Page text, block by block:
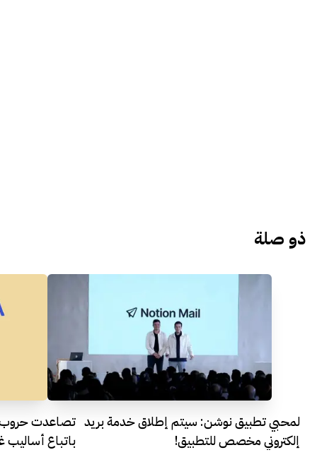
ذو صلة
لمحبي تطبيق نوشن: سيتم إطلاق خدمة بريد
إلكتروني مخصص للتطبيق!
تصاعدت حروب
باتباع أساليب